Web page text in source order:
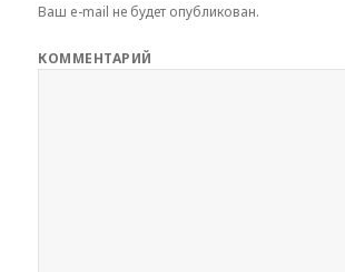
Ваш e-mail не будет опубликован.
КОММЕНТАРИЙ